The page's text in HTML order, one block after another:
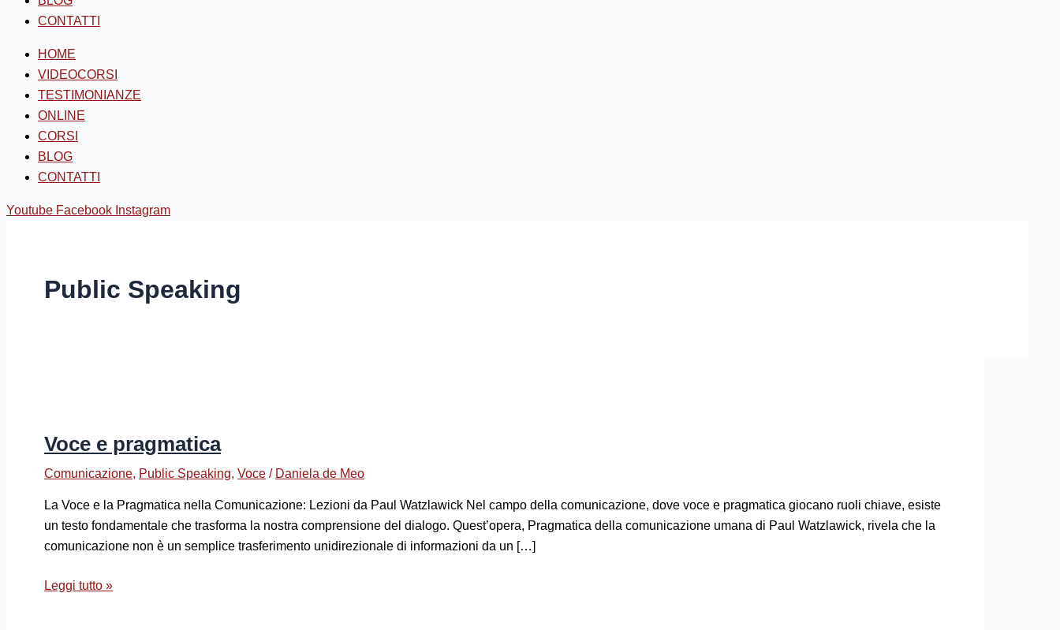
CONTATTI
HOME
VIDEOCORSI
TESTIMONIANZE
ONLINE
CORSI
BLOG
CONTATTI
Youtube Facebook Instagram
Public Speaking
Voce e pragmatica
Comunicazione, Public Speaking, Voce / Daniela de Meo
La Voce e la Pragmatica nella Comunicazione: Lezioni da Paul Watzlawick Nel campo della comunicazione, dove voce e pragmatica giocano ruoli chiave, esiste
un testo fondamentale che trasforma la nostra comprensione del dialogo. Quest’opera, Pragmatica della comunicazione umana di Paul Watzlawick, rivela che la
comunicazione non è un semplice trasferimento unidirezionale di informazioni da un […]
Leggi tutto »